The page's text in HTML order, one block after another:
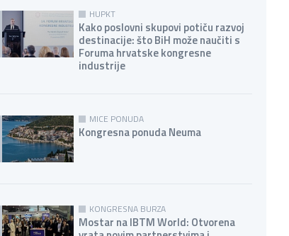
HUPKT
Kako poslovni skupovi potiču razvoj
destinacije: što BiH može naučiti s
Foruma hrvatske kongresne
industrije
MICE PONUDA
Kongresna ponuda Neuma
KONGRESNA BURZA
Mostar na IBTM World: Otvorena